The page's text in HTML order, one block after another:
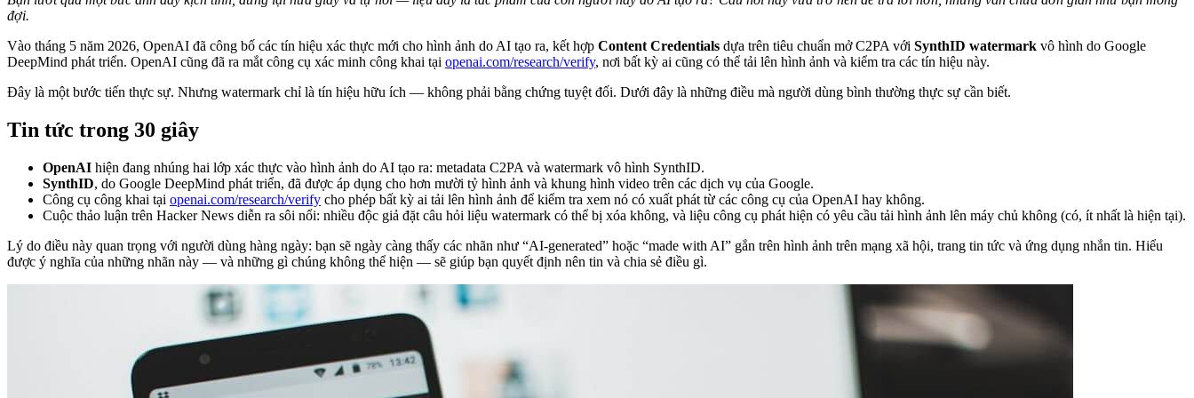
đợi.
Vào tháng 5 năm 2026, OpenAI đã công bố các tín hiệu xác thực mới cho hình ảnh do AI tạo ra, kết hợp Content Credentials dựa trên tiêu chuẩn mở C2PA với SynthID watermark vô hình do Google
DeepMind phát triển. OpenAI cũng đã ra mắt công cụ xác minh công khai tại openai.com/research/verify, nơi bất kỳ ai cũng có thể tải lên hình ảnh và kiểm tra các tín hiệu này.
Đây là một bước tiến thực sự. Nhưng watermark chỉ là tín hiệu hữu ích — không phải bằng chứng tuyệt đối. Dưới đây là những điều mà người dùng bình thường thực sự cần biết.
Tin tức trong 30 giây
OpenAI hiện đang nhúng hai lớp xác thực vào hình ảnh do AI tạo ra: metadata C2PA và watermark vô hình SynthID.
SynthID, do Google DeepMind phát triển, đã được áp dụng cho hơn mười tỷ hình ảnh và khung hình video trên các dịch vụ của Google.
Công cụ công khai tại openai.com/research/verify cho phép bất kỳ ai tải lên hình ảnh để kiểm tra xem nó có xuất phát từ các công cụ của OpenAI hay không.
Cuộc thảo luận trên Hacker News diễn ra sôi nổi: nhiều độc giả đặt câu hỏi liệu watermark có thể bị xóa không, và liệu công cụ phát hiện có yêu cầu tải hình ảnh lên máy chủ không (có, ít nhất là hiện tại).
Lý do điều này quan trọng với người dùng hàng ngày: bạn sẽ ngày càng thấy các nhãn như “AI-generated” hoặc “made with AI” gắn trên hình ảnh trên mạng xã hội, trang tin tức và ứng dụng nhắn tin. Hiểu
được ý nghĩa của những nhãn này — và những gì chúng không thể hiện — sẽ giúp bạn quyết định nên tin và chia sẻ điều gì.